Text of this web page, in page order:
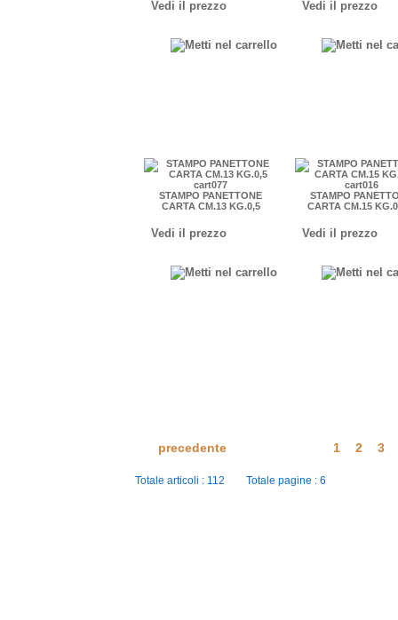
Vedi il prezzo Vedi il prezzo
cart077
STAMPO PANETTONE
CARTA CM.13 KG.0,5
Vedi il prezzo
cart016
STAMPO
CARTA CM.15
Vedi il prezzo
precedente 1 2 3
Totale articoli : 112 Totale pagine : 6